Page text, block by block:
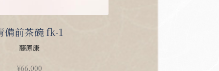
備前茶碗 fk-1
藤原康
¥66,000